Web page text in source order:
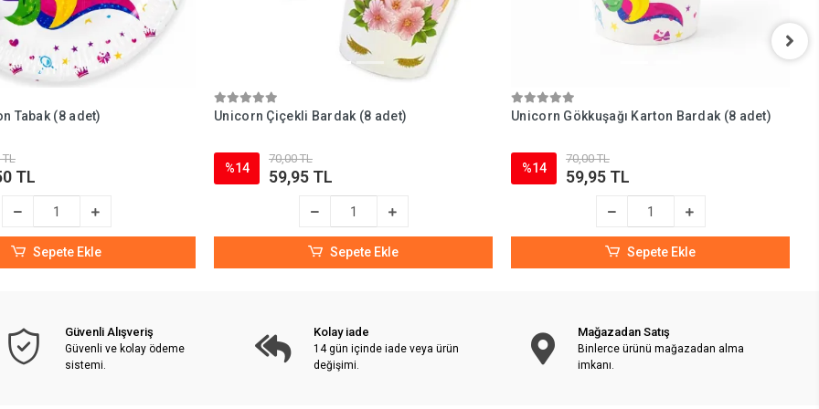
Tabak (8 adet)
TL
TL
Sepete Ekle
Unicorn Çiçekli Bardak (8 adet)
%14
70,00 TL
59,95 TL
Sepete Ekle
Unicorn Gökkuşağı Karton Bardak (8 adet)
%14
70,00 TL
59,95 TL
Sepete Ekle
Güvenli Alışveriş
Güvenli ve kolay ödeme
sistemi.
Kolay iade
14 gün içinde iade veya ürün
değişimi.
Mağazadan Satış
Binlerce ürünü mağazadan alma
imkanı.